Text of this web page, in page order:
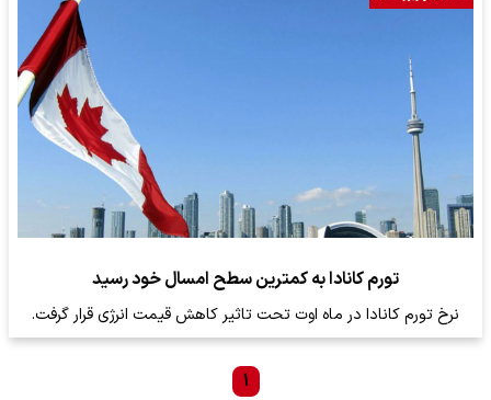
تورم کانادا به کمترین سطح امسال خود رسید
نرخ تورم کانادا در ماه اوت تحت تاثیر کاهش قیمت انرژی قرار گرفت.
۱